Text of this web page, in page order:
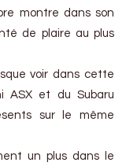
montre dans son
de plaire au plus
voir dans cette
ASX et du Subaru
sur le même
un plus dans le